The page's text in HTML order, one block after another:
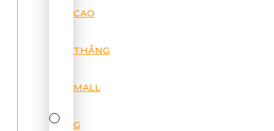
CAO
THẮNG
MALL
G